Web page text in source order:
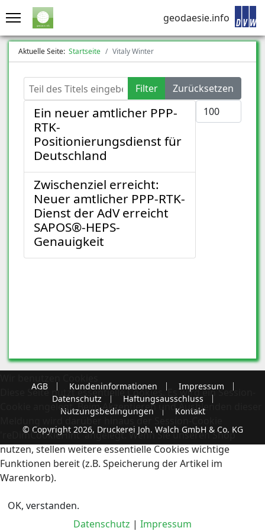
geodaesie.info
Aktuelle Seite: Startseite Vitaly Winter
Teil des Titels eingeben Filter
Zurücksetzen
Anzeige #
Ein neuer amtlicher PPP-
RTK-
Positionierungsdienst für
Deutschland
Zwischenziel erreicht:
Neuer amtlicher PPP-RTK-
Dienst der AdV erreicht
SAPOS®-HEPS-
Genauigkeit
AGB Kundeninformationen
Impressum
Datenschutz
Haftungsausschluss
Nutzungsbedingungen
Kontakt
© Copyright 2026, Druckerei Joh. Walch GmbH & Co. KG
Diese Seite nutzt essentielle Cookies. Es wird ein Session-
Cookie angelegt. Beim Akzeptieren und Ausblenden dieser
Meldung wird darüber hinaus der Session-Cookie
'reDimCookieHint' angelegt. Wenn Sie unseren Shop
nutzen, stellen weitere essentielle Cookies wichtige
Funktionen bereit (z.B. Speicherung der Artikel im
Warenkorb).
OK, verstanden.
Datenschutz | Impressum